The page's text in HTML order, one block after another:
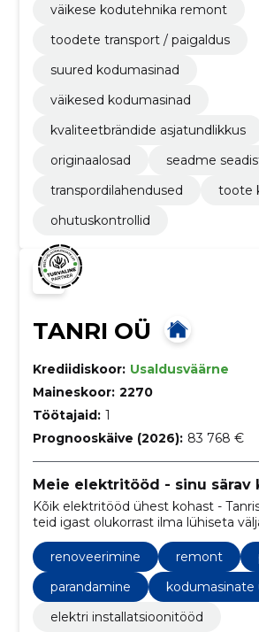
väikese kodutehnika remont
toodete transport / paigaldus
suured kodumasinad
väikesed kodumasinad
kvaliteetbrändide asjatundlikkus
originaalosad
seadme
transpordilahendused
toote
ohutuskontrollid
TANRI OÜ
Krediidiskoor: Usaldusväärne
Maineskoor: 2270
Töötajaid: 1
Prognooskäive (2026): 83 768 €
Meie elektritööd - sinu särav
Kõik elektritööd ühest kohast -
teid igast olukorrast ilma lühiseta
renoveerimine remont
parandamine
kodumasinate
elektri installatsioonitööd